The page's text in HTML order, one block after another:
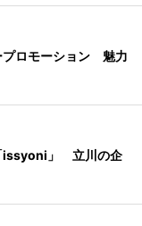
プロモーション 魅力
issyoni」 立川の企